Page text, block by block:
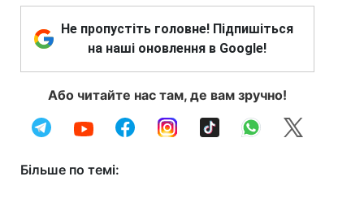
Не пропустіть головне! Підпишіться
на наші оновлення в Google!
Або читайте нас там, де вам зручно!
Більше по темі: